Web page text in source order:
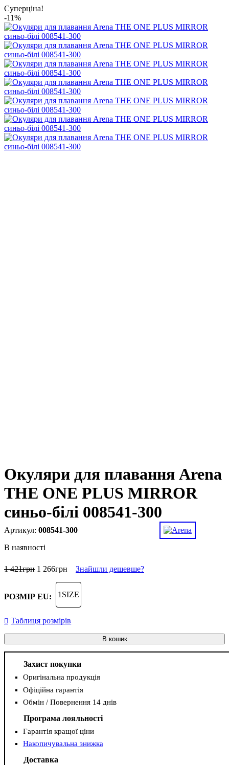
Суперціна!
-11%
Окуляри для плавання Arena
THE ONE PLUS MIRROR
синьо-білі 008541-300
008541-300
В наявності
1 421грн 1 266грн Знайшли дешевше?
РОЗМІР EU: 1SIZE
Таблиця розмірів
В кошик
Захист покупки
Оригінальна продукція
Офіційна гарантія
Обмін / Повернення 14 днів
Програма лояльності
Гарантія кращої ціни
Накопичувальна знижка
Доставка